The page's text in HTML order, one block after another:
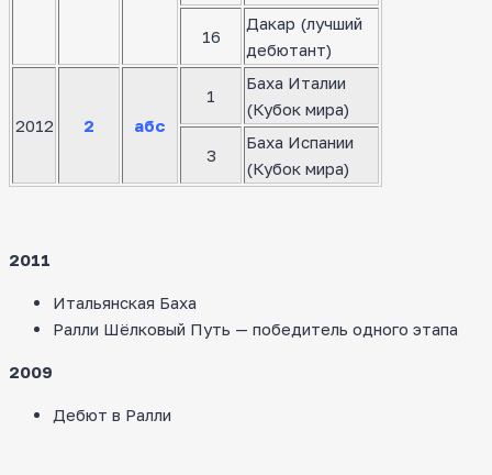
16
Дакар (лучший
дебютант)
2012 2 абс
1
Баха Италии
(Кубок мира)
3
Баха Испании
(Кубок мира)
2011
Итальянская Баха
Ралли Шёлковый Путь — победитель одного этапа
2009
Дебют в Ралли